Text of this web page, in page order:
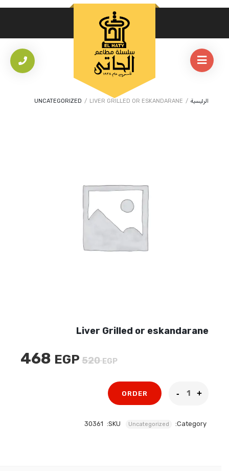
الرئيسية /
UNCATEGORIZED / LIVER GRILLED OR ESKANDARANE
Liver Grilled or eskandarane
520EGP
السعر
468 EGP
ORDER
Category:
Uncategorized
SKU:
30361